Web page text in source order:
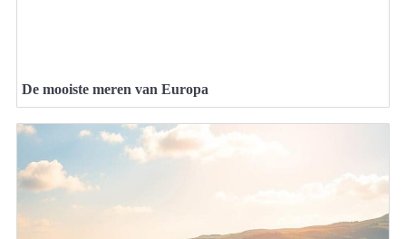
De mooiste meren van Europa